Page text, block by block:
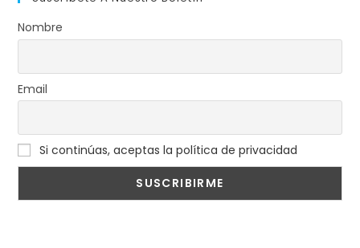
Nombre
Email
Si continúas, aceptas la política de privacidad